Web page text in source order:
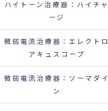
ハイトーン治療器：ハイチャ
ージ
微弱電流治療器：エレクトロ
アキュスコープ
微弱電流治療器：ソーマダイ
ン